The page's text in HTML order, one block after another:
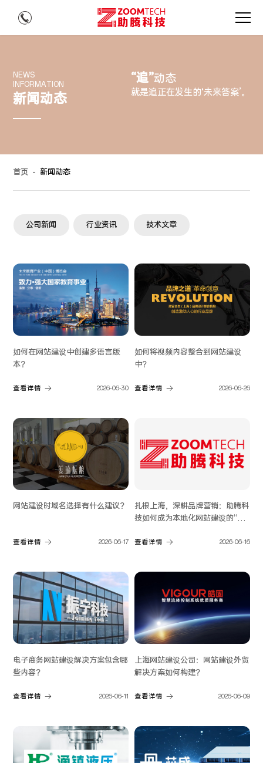
NEWS
INFORMATION
新闻动态
“追”动态
就是追正在发生的‘未来答案’。
首页 - 新闻动态
公司新闻 行业资讯 技术文章
如何在网站建设中创建多语言版
本？
查看详情 2026-06-30
如何将视频内容整合到网站建设
中？
查看详情 2026-06-26
网站建设时域名选择有什么建议？
查看详情 2026-06-17
扎根上海，深耕品牌营销：助腾科
技如何成为本地化网站建设的“优
查看详情 2026-06-16
电子商务网站建设解决方案包含哪
些内容？
查看详情 2026-06-11
上海网站建设公司：网站建设外贸
解决方案如何构建？
查看详情 2026-06-09